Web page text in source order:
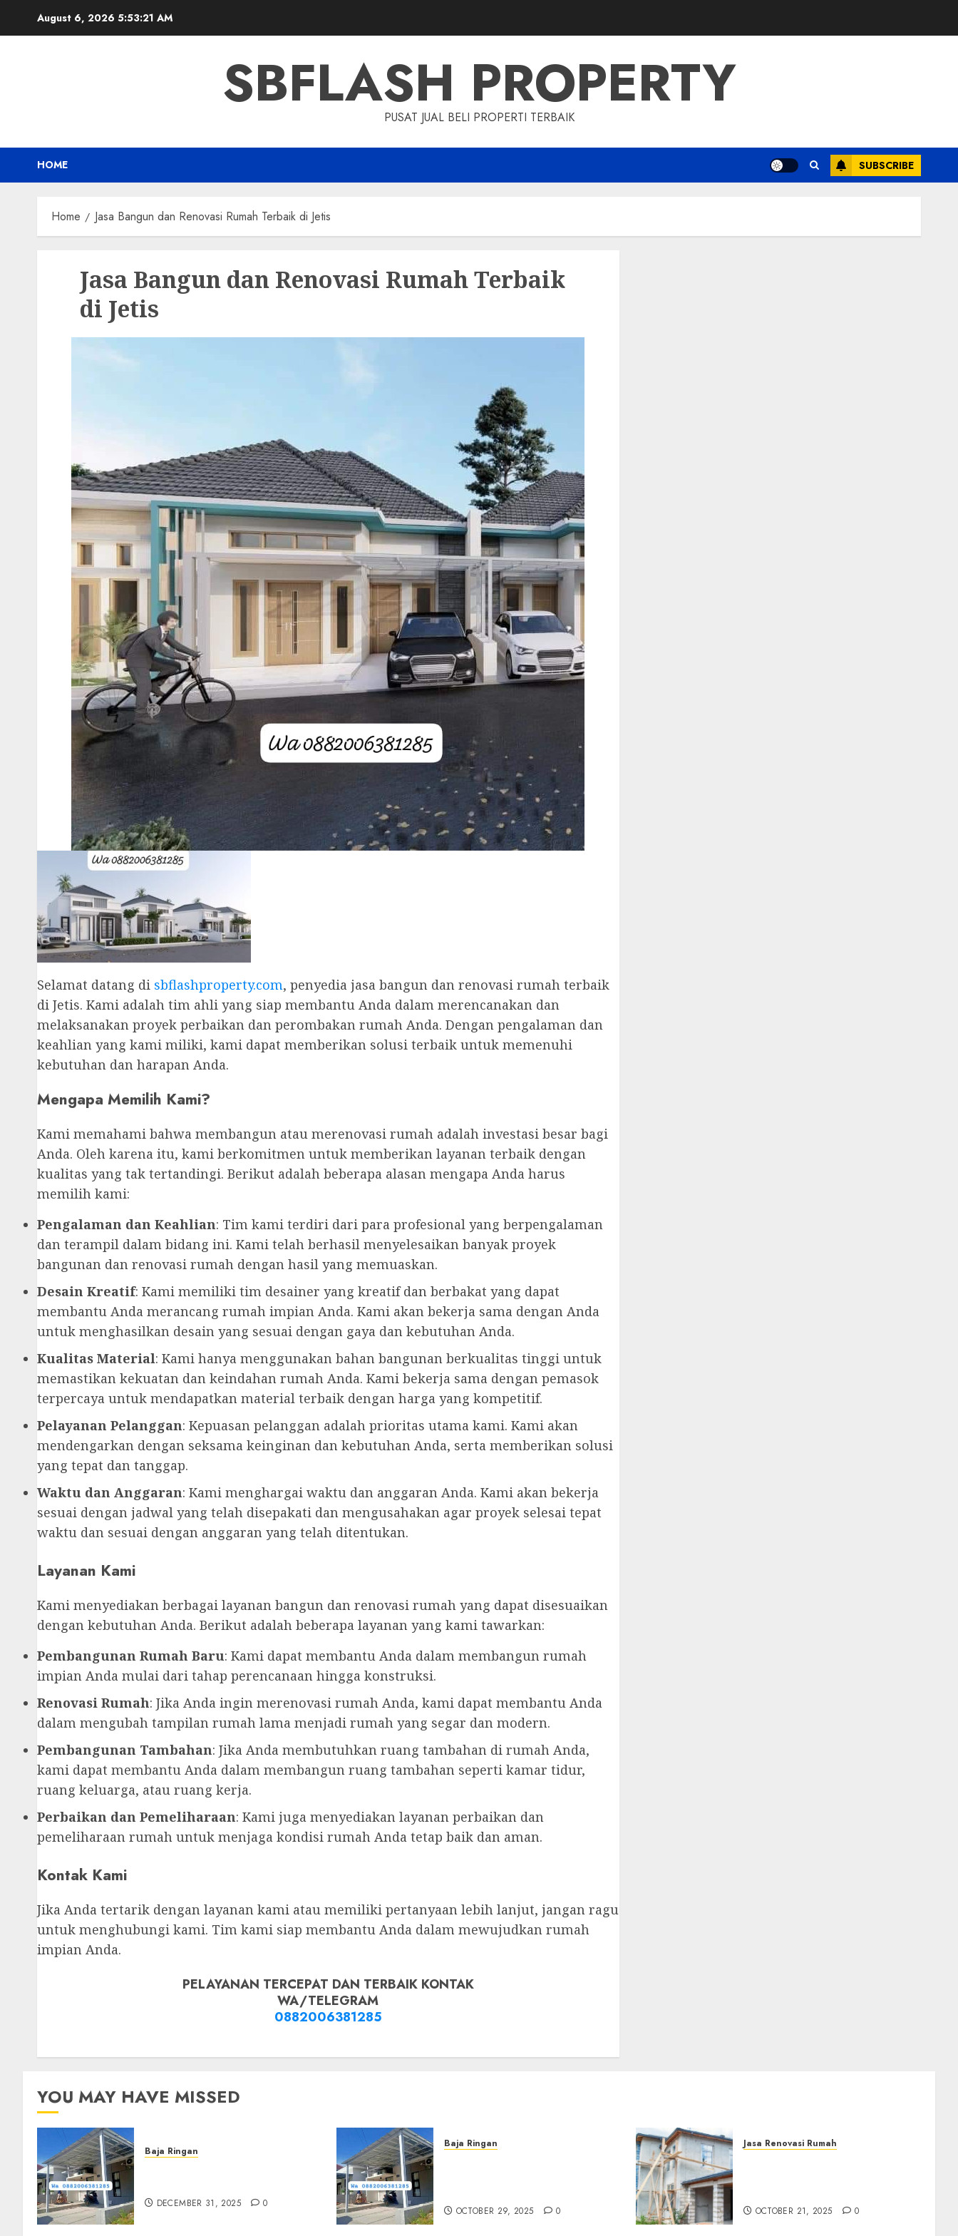
August 6, 2026 5:53:22 AM
SBFLASH PROPERTY
PUSAT JUAL BELI PROPERTI TERBAIK
HOME SUBSCRIBE
Home Jasa Bangun dan Renovasi Rumah Terbaik di Jetis
Jasa Bangun dan Renovasi Rumah Terbaik
di Jetis
Selamat datang di sbflashproperty.com, penyedia jasa bangun dan renovasi rumah terbaik
di Jetis. Kami adalah tim ahli yang siap membantu Anda dalam merencanakan dan
melaksanakan proyek perbaikan dan perombakan rumah Anda. Dengan pengalaman dan
keahlian yang kami miliki, kami dapat memberikan solusi terbaik untuk memenuhi
kebutuhan dan harapan Anda.
Mengapa Memilih Kami?
Kami memahami bahwa membangun atau merenovasi rumah adalah investasi besar bagi
Anda. Oleh karena itu, kami berkomitmen untuk memberikan layanan terbaik dengan
kualitas yang tak tertandingi. Berikut adalah beberapa alasan mengapa Anda harus
memilih kami:
Pengalaman dan Keahlian: Tim kami terdiri dari para profesional yang berpengalaman
dan terampil dalam bidang ini. Kami telah berhasil menyelesaikan banyak proyek
bangunan dan renovasi rumah dengan hasil yang memuaskan.
Desain Kreatif: Kami memiliki tim desainer yang kreatif dan berbakat yang dapat
membantu Anda merancang rumah impian Anda. Kami akan bekerja sama dengan Anda
untuk menghasilkan desain yang sesuai dengan gaya dan kebutuhan Anda.
Kualitas Material: Kami hanya menggunakan bahan bangunan berkualitas tinggi untuk
memastikan kekuatan dan keindahan rumah Anda. Kami bekerja sama dengan pemasok
terpercaya untuk mendapatkan material terbaik dengan harga yang kompetitif.
Pelayanan Pelanggan: Kepuasan pelanggan adalah prioritas utama kami. Kami akan
mendengarkan dengan seksama keinginan dan kebutuhan Anda, serta memberikan solusi
yang tepat dan tanggap.
Waktu dan Anggaran: Kami menghargai waktu dan anggaran Anda. Kami akan bekerja
sesuai dengan jadwal yang telah disepakati dan mengusahakan agar proyek selesai tepat
waktu dan sesuai dengan anggaran yang telah ditentukan.
Layanan Kami
Kami menyediakan berbagai layanan bangun dan renovasi rumah yang dapat disesuaikan
dengan kebutuhan Anda. Berikut adalah beberapa layanan yang kami tawarkan:
Pembangunan Rumah Baru: Kami dapat membantu Anda dalam membangun rumah
impian Anda mulai dari tahap perencanaan hingga konstruksi.
Renovasi Rumah: Jika Anda ingin merenovasi rumah Anda, kami dapat membantu Anda
dalam mengubah tampilan rumah lama menjadi rumah yang segar dan modern.
Pembangunan Tambahan: Jika Anda membutuhkan ruang tambahan di rumah Anda,
kami dapat membantu Anda dalam membangun ruang tambahan seperti kamar tidur,
ruang keluarga, atau ruang kerja.
Perbaikan dan Pemeliharaan: Kami juga menyediakan layanan perbaikan dan
pemeliharaan rumah untuk menjaga kondisi rumah Anda tetap baik dan aman.
Kontak Kami
Jika Anda tertarik dengan layanan kami atau memiliki pertanyaan lebih lanjut, jangan ragu
untuk menghubungi kami. Tim kami siap membantu Anda dalam mewujudkan rumah
impian Anda.
PELAYANAN TERCEPAT DAN TERBAIK KONTAK
WA/TELEGRAM
0882006381285
YOU MAY HAVE MISSED
Baja Ringan
DECEMBER 31, 2025 0
Baja Ringan
OCTOBER 29, 2025 0
Jasa Renovasi Rumah
OCTOBER 21, 2025 0